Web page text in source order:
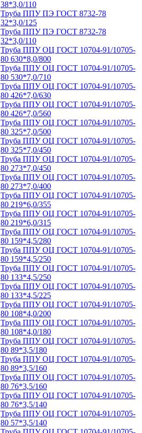
38*3,0/110
Труба ППУ ПЭ ГОСТ 8732-78
32*3,0/125
Труба ППУ ПЭ ГОСТ 8732-78
32*3,0/110
Труба ППУ ОЦ ГОСТ 10704-91/10705-
80 630*8,0/800
Труба ППУ ОЦ ГОСТ 10704-91/10705-
80 530*7,0/710
Труба ППУ ОЦ ГОСТ 10704-91/10705-
80 426*7,0/630
Труба ППУ ОЦ ГОСТ 10704-91/10705-
80 426*7,0/560
Труба ППУ ОЦ ГОСТ 10704-91/10705-
80 325*7,0/500
Труба ППУ ОЦ ГОСТ 10704-91/10705-
80 325*7,0/450
Труба ППУ ОЦ ГОСТ 10704-91/10705-
80 273*7,0/450
Труба ППУ ОЦ ГОСТ 10704-91/10705-
80 273*7,0/400
Труба ППУ ОЦ ГОСТ 10704-91/10705-
80 219*6,0/355
Труба ППУ ОЦ ГОСТ 10704-91/10705-
80 219*6,0/315
Труба ППУ ОЦ ГОСТ 10704-91/10705-
80 159*4,5/280
Труба ППУ ОЦ ГОСТ 10704-91/10705-
80 159*4,5/250
Труба ППУ ОЦ ГОСТ 10704-91/10705-
80 133*4,5/250
Труба ППУ ОЦ ГОСТ 10704-91/10705-
80 133*4,5/225
Труба ППУ ОЦ ГОСТ 10704-91/10705-
80 108*4,0/200
Труба ППУ ОЦ ГОСТ 10704-91/10705-
80 108*4,0/180
Труба ППУ ОЦ ГОСТ 10704-91/10705-
80 89*3,5/180
Труба ППУ ОЦ ГОСТ 10704-91/10705-
80 89*3,5/160
Труба ППУ ОЦ ГОСТ 10704-91/10705-
80 76*3,5/160
Труба ППУ ОЦ ГОСТ 10704-91/10705-
80 76*3,5/140
Труба ППУ ОЦ ГОСТ 10704-91/10705-
80 57*3,5/140